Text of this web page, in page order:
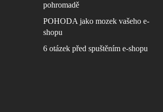
pohromadě
POHODA jako mozek vašeho e-
shopu
6 otázek před spuštěním e-shopu